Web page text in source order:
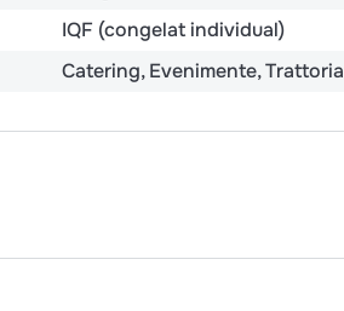
IQF (congelat individual)
Catering Evenimente Trattoria